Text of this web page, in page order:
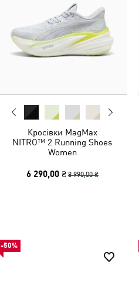
Кросівки MagMax
NITRO™ 2 Running Shoes
Women
6 290,00 ₴ 8 990,00 ₴
-50%